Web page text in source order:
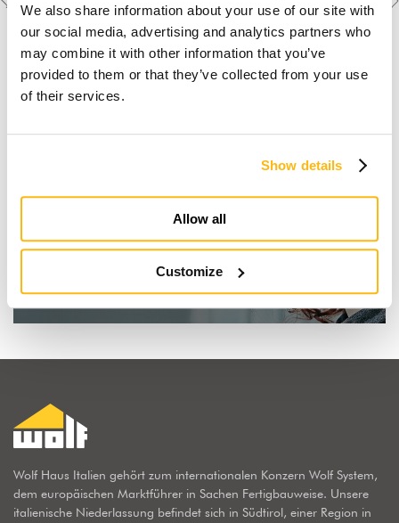
We also share information about your use of our site with
our social media, advertising and analytics partners who
may combine it with other information that you’ve
provided to them or that they’ve collected from your use
of their services.
Show details
Allow all
Customize
project
ansehen
project
Der Traum vom Holz-
Fertigteilhaus
Mehr erfahren
Wolf Haus Italien gehört zum internationalen Konzern Wolf System,
dem europäischen Marktführer in Sachen Fertigbauweise. Unsere
italienische Niederlassung befindet sich in Südtirol, einer Region in